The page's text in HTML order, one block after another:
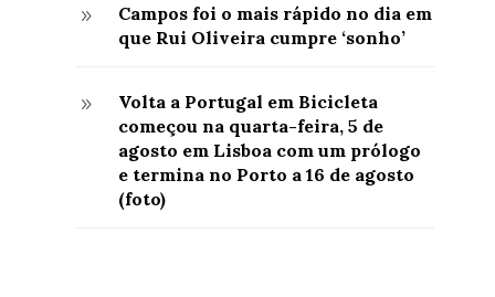
9
Campos foi o mais rápido no dia em
que Rui Oliveira cumpre ‘sonho’
9
Volta a Portugal em Bicicleta
começou na quarta-feira, 5 de
agosto em Lisboa com um prólogo
e termina no Porto a 16 de agosto
(foto)